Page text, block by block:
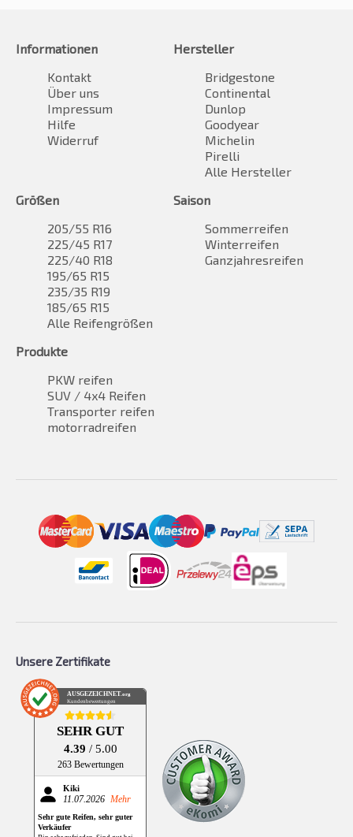
Informationen
Kontakt
Über uns
Impressum
Hilfe
Widerruf
Hersteller
Bridgestone
Continental
Dunlop
Goodyear
Michelin
Pirelli
Alle Hersteller
Größen
205/55 R16
225/45 R17
225/40 R18
195/65 R15
235/35 R19
185/65 R15
Alle Reifengrößen
Saison
Sommerreifen
Winterreifen
Ganzjahresreifen
Produkte
PKW reifen
SUV / 4x4 Reifen
Transporter reifen
motorradreifen
Unsere Zertifikate
AUSGEZEICHNET.org
Kundenbewertungen
SEHR GUT
4.39 / 5.00
263 Bewertungen
Kiki
11.07.2026 Mehr
Sehr gute Reifen, sehr guter
Verkäufer